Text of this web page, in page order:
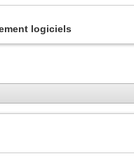
logiciels